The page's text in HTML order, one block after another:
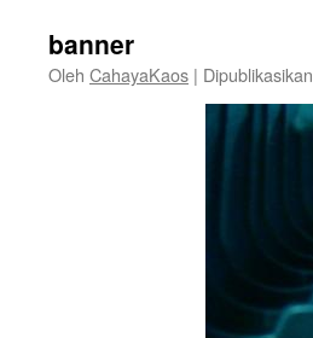
banner
Oleh CahayaKaos | Dipublikasikan